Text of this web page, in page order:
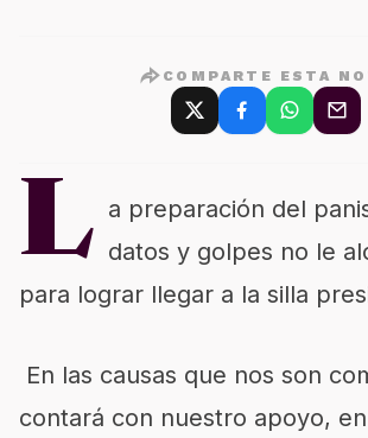
COMPARTE ESTA
L a preparación del
datos y golpes no le
para lograr llegar a la silla
En las causas que nos son
contará con nuestro apoyo,